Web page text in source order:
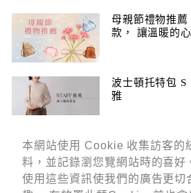
本網站使用 Cookie 收集訪客的
料，並記錄瀏您覽網站時的喜好
使用這些資訊使我們的廣告更切
本網站使用 Cookie 收集訪客的
料，並記錄瀏您覽網站時的喜好
使用這些資訊使我們的廣告更切
母親節禮物推
款， 讓溫暖的
波士頓托特包 S
雅
Let customers speak
from 1156 reviews